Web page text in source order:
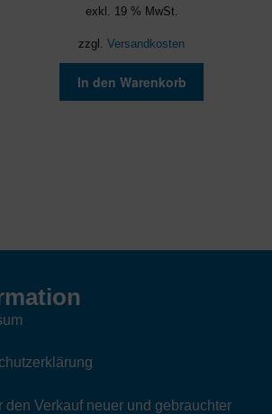
exkl. 19 % MwSt.
zzgl.Versandkosten
In den Warenkorb
den Verkauf neuer und gebrauchter